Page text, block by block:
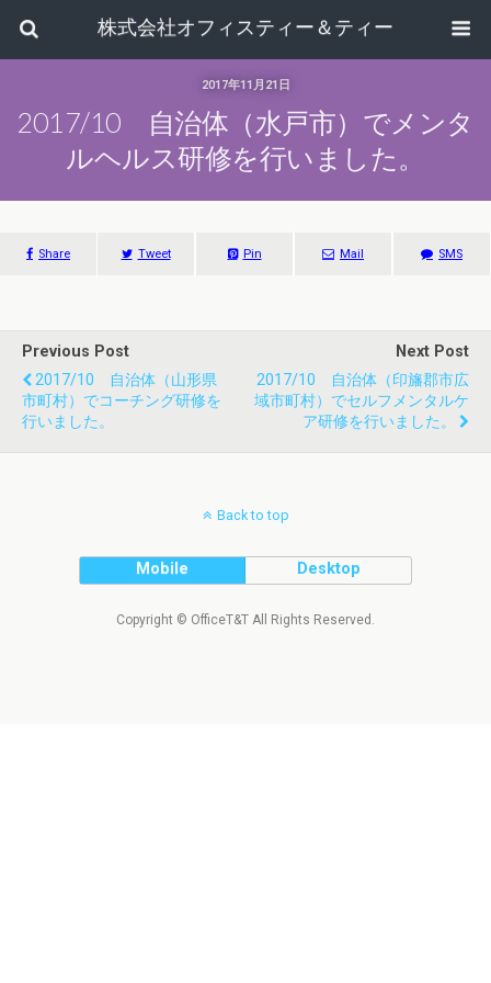
株式会社オフィスティー＆ティー
2017年11月21日
2017/10 自治体（水戸市）でメンタ
ルヘルス研修を行いました。
Share Tweet Pin Mail SMS
Previous Post
2017/10 自治体（山形県
市町村）でコーチング研修を
行いました。
Next Post
2017/10 自治体（印旛郡市広
域市町村）でセルフメンタルケ
ア研修を行いました。
Back to top
Mobile Desktop
Copyright © OfficeT&T All Rights Reserved.